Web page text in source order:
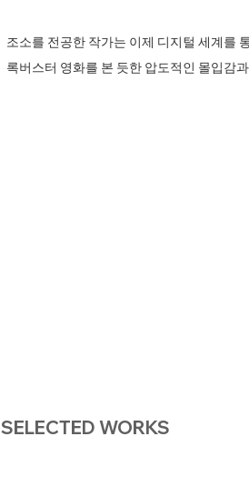
조소를 전공한 작가는 이제 디지털 세계를
록버스터 영화를 본 듯한 압도적인 몰입감
SELECTED WORKS